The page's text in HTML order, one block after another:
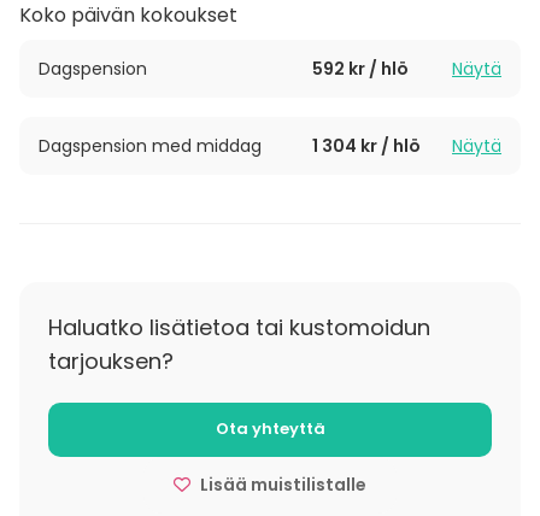
Koko päivän kokoukset
Dagspension 592 kr / hlö Näytä
Dagspension med middag 1 304 kr / hlö Näytä
Haluatko lisätietoa tai kustomoidun
tarjouksen?
Ota yhteyttä
Lisää muistilistalle